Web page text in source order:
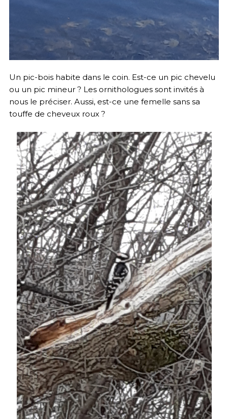
Un pic-bois habite dans le coin. Est-ce un pic chevelu
ou un pic mineur ? Les ornithologues sont invités à
nous le préciser. Aussi, est-ce une femelle sans sa
touffe de cheveux roux ?